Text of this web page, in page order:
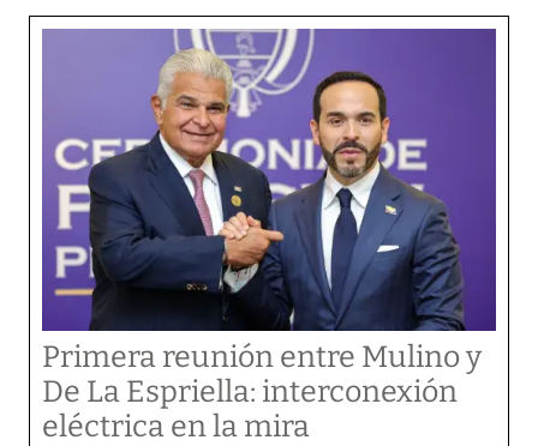
Primera reunión entre Mulino y
De La Espriella: interconexión
eléctrica en la mira